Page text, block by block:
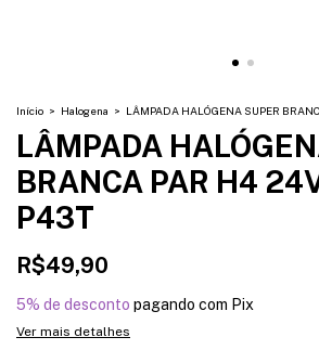
Início > Halogena > LÂMPADA HALÓGENA SUPER
LÂMPADA
BRANCA PAR H4
P43T
R$49,90
5% de desconto pagando com Pix
Ver mais detalhes